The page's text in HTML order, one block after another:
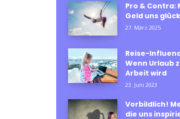
Pro & Contra:
Geld uns
27. März 2025
Reise-
Wenn Urlaub
Arbeit wird
23. Juni 2023
Vorbildlich!
die uns